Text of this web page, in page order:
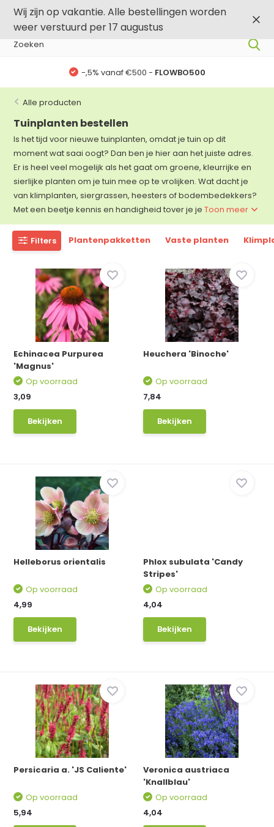
Wij zijn op vakantie. Alle bestellingen worden
weer verstuurd per 17 augustus
-,5% vanaf €500 - FLOWBO500
Alle producten
Tuinplanten bestellen
Is het tijd voor nieuwe tuinplanten, omdat je tuin op dit
moment wat saai oogt? Dan ben je hier aan het juiste adres.
Er is heel veel mogelijk als het gaat om groene, kleurrijke en
sierlijke planten om je tuin mee op te vrolijken. Wat dacht je
van klimplanten, siergrassen, heesters of bodembedekkers?
Met een beetje kennis en handigheid tover je jeToon meer
Filters Plantenpakketten Vaste planten
Echinacea Purpurea
'Magnus'
Op voorraad
3,09
Bekijken
Heuchera 'Binoche'
Op voorraad
7,84
Bekijken
Helleborus orientalis
Op voorraad
4,99
Bekijken
Phlox subulata 'Candy
Stripes'
Op voorraad
4,04
Bekijken
Persicaria a. 'JS Caliente'
Op voorraad
5,94
Veronica austriaca
'Knallblau'
Op voorraad
4,04